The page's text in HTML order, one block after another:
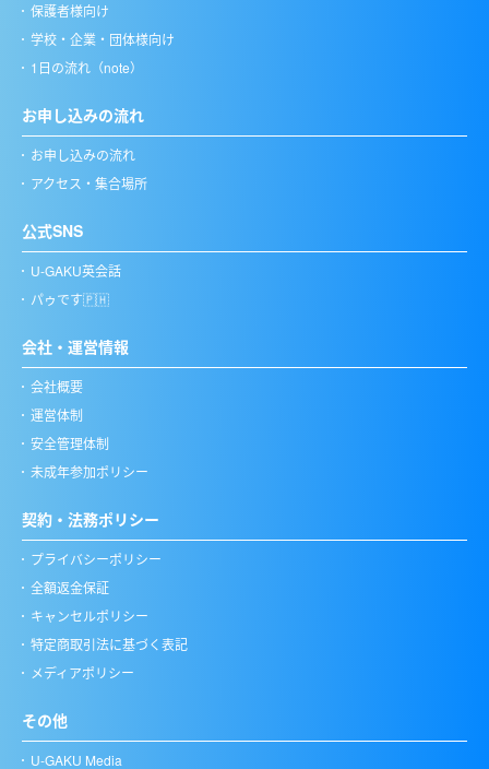
保護者様向け
学校・企業・団体様向け
1日の流れ（note）
お申し込みの流れ
お申し込みの流れ
アクセス・集合場所
公式SNS
U-GAKU英会話
パゥです🇵🇭
会社・運営情報
会社概要
運営体制
安全管理体制
未成年参加ポリシー
契約・法務ポリシー
プライバシーポリシー
全額返金保証
キャンセルポリシー
特定商取引法に基づく表記
メディアポリシー
その他
U-GAKU Media